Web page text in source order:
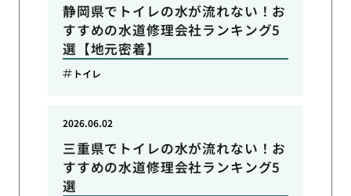
静岡県でトイレの水が流れない！お
すすめの水道修理会社ランキング5
選【地元密着】
トイレ
三重県でトイレの水が流れない！お
すすめの水道修理会社ランキング5
選
2026.06.02